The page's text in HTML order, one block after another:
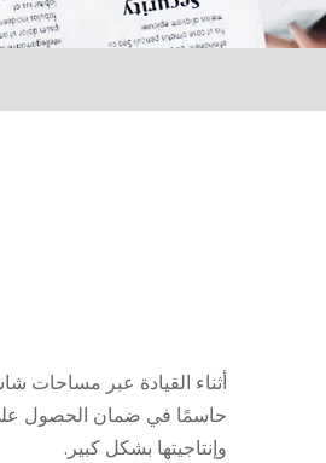
أثناء القيادة عبر مساحات
حاسمًا في ضمان الحصول على
وإنتاجيتها بشكل كبير.